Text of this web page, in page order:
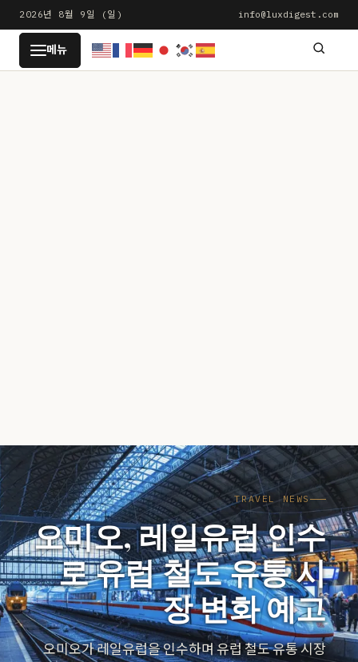
문
로
2026년 8월 9일 (일) info@luxdigest.com
LUXDIGEST
메뉴
TRAVEL NEWS
오미오, 레일유럽 인수
로 유럽 철도 유통 시
장 변화 예고
오미오가 레일유럽을 인수하며 유럽 철도 유통 시장